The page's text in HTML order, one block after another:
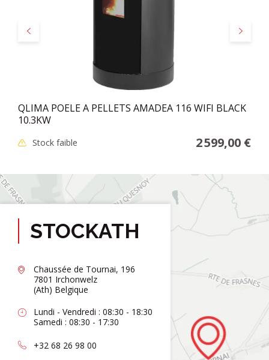
Précédent Suivant
QLIMA POELE A PELLETS AMADEA 116 WIFI BLACK
10.3KW
Stock faible 2 599,00 €
STOCKATH
Chaussée de Tournai, 196
7801 Irchonwelz
(Ath) Belgique
Lundi - Vendredi : 08:30 - 18:30
Samedi : 08:30 - 17:30
+32 68 26 98 00